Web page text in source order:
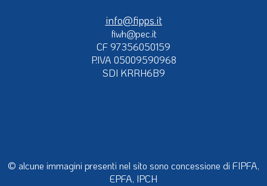
info@fipps.it
fiwh@pec.it
CF 97356050159
P.IVA 05009590968
SDI KRRH6B9
© alcune immagini presenti nel sito sono concessione di FIPFA,
EPFA, IPCH